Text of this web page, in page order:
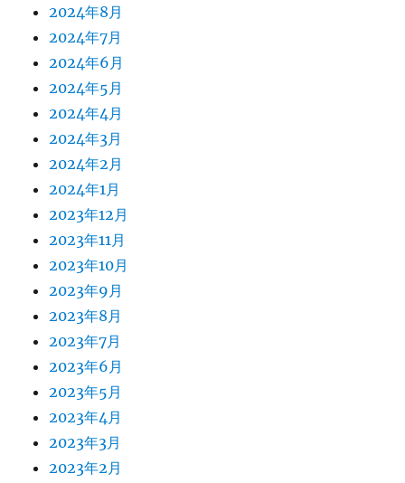
2024年8月
2024年7月
2024年6月
2024年5月
2024年4月
2024年3月
2024年2月
2024年1月
2023年12月
2023年11月
2023年10月
2023年9月
2023年8月
2023年7月
2023年6月
2023年5月
2023年4月
2023年3月
2023年2月